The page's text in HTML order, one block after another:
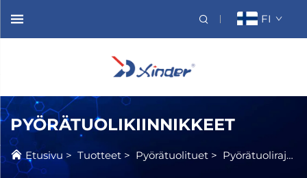
FI
PYÖRÄTUOLIKIINNIKKEET
Etusivu > Tuotteet > Pyörätuolituet > Pyörätuolirajoitteet